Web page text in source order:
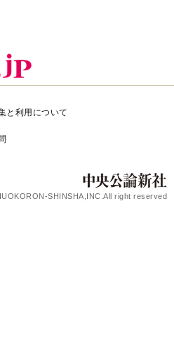
と利用について
SHINSHA,INC.All right reserved